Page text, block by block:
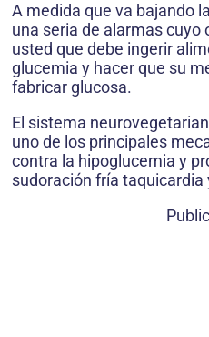
A medida que va bajando
una seria de alarmas cuyo
usted que debe ingerir
glucemia y hacer que su
fabricar glucosa.
El sistema
uno de los principales
contra la hipoglucemia y
sudoración fría taquicardia